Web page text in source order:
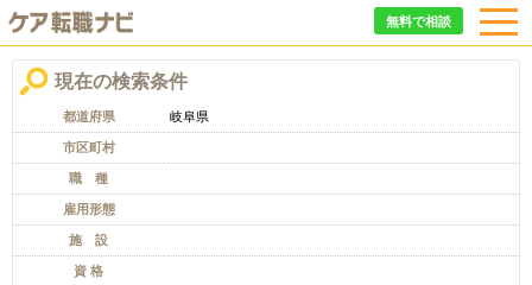
無料で相談
現在の検索条件
都道府県 岐阜県
市区町村
職 種
雇用形態
施 設
資 格